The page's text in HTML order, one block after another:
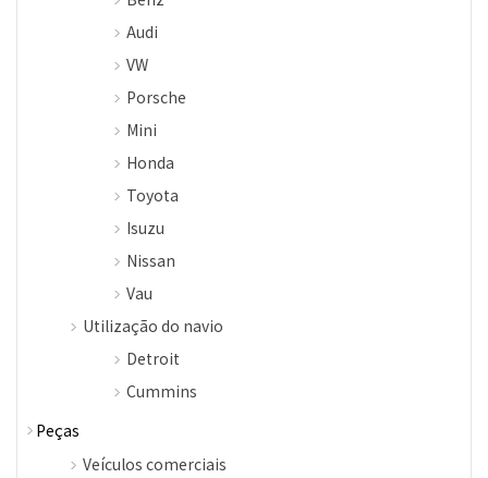
Audi
VW
Porsche
Mini
Honda
Toyota
Isuzu
Nissan
Vau
Utilização do navio
Detroit
Cummins
Peças
Veículos comerciais